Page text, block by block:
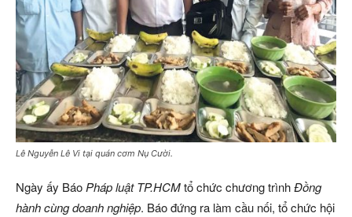
Lê Nguyễn Lê Vi tại quán cơm Nụ Cười.
Ngày ấy BáoPháp luật TP.HCMtổ chức chương trìnhĐồng
hành cùng doanh nghiệp. Báo đứng ra làm cầu nối, tổ chức hội